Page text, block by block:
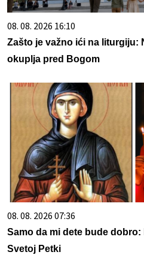
08. 08. 2026 16:10
Zašto je važno ići na liturgiju:
okuplja pred Bogom
08. 08. 2026 07:36
Samo da mi dete bude dobro:
Svetoj Petki